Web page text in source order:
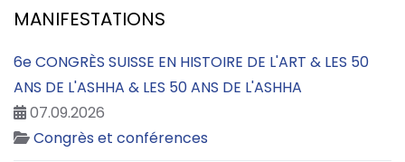
MANIFESTATIONS
6e CONGRÈS SUISSE EN HISTOIRE DE L'ART & LES 50
ANS DE L'ASHHA & LES 50 ANS DE L'ASHHA
07.09.2026
Congrès et conférences